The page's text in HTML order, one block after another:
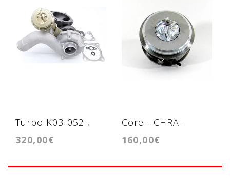
Turbo K03-052 ,
K03S 1.8T
320,00€
Core - CHRA -
Cartridge - BV43
160,00€